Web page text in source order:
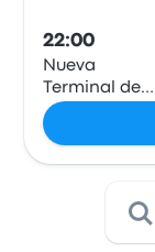
22:00
Nueva
Terminal de
Ómnibuses de
Oruro-Este